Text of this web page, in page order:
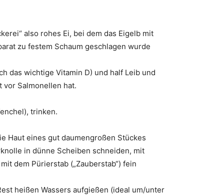
also rohes Ei, bei dem das Eigelb mit
zu festem Schaum geschlagen wurde
das wichtige Vitamin D) und half Leib und
vor Salmonellen hat.
trinken.
Haut eines gut daumengroßen Stückes
in dünne Scheiben schneiden, mit
dem Pürierstab („Zauberstab“) fein
heißen Wassers aufgießen (ideal um/unter